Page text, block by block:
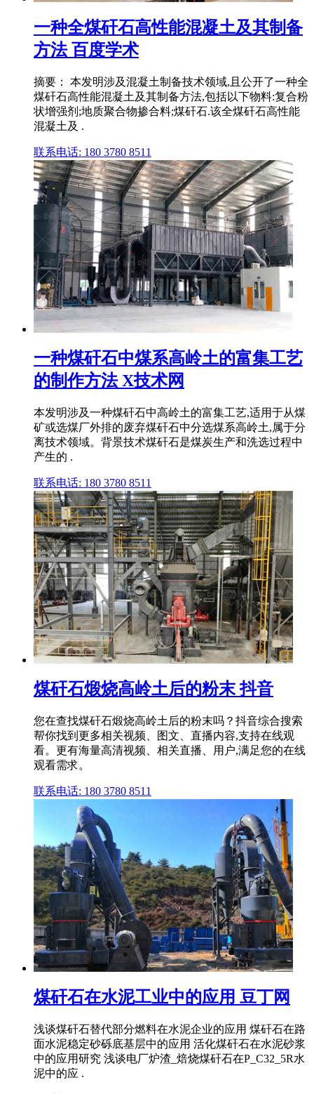
一种全煤矸石高性能混凝土及其制备
方法 百度学术
摘要： 本发明涉及混凝土制备技术领域,且公开了一种全
煤矸石高性能混凝土及其制备方法,包括以下物料:复合粉
状增强剂;地质聚合物掺合料;煤矸石.该全煤矸石高性能
混凝土及 .
联系电话: 180 3780 8511
一种煤矸石中煤系高岭土的富集工艺
的制作方法 X技术网
本发明涉及一种煤矸石中高岭土的富集工艺,适用于从煤
矿或选煤厂外排的废弃煤矸石中分选煤系高岭土,属于分
离技术领域。背景技术煤矸石是煤炭生产和洗选过程中
产生的 .
联系电话: 180 3780 8511
煤矸石煅烧高岭土后的粉末 抖音
您在查找煤矸石煅烧高岭土后的粉末吗？抖音综合搜索
帮你找到更多相关视频、图文、直播内容,支持在线观
看。更有海量高清视频、相关直播、用户,满足您的在线
观看需求。
联系电话: 180 3780 8511
煤矸石在水泥工业中的应用 豆丁网
浅谈煤矸石替代部分燃料在水泥企业的应用 煤矸石在路
面水泥稳定砂砾底基层中的应用 活化煤矸石在水泥砂浆
中的应用研究 浅谈电厂炉渣_焙烧煤矸石在P_C32_5R水
泥中的应 .